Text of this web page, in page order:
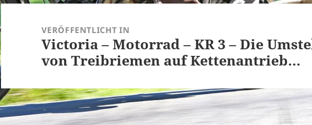
Beitragsnavigation
VERÖFFENTLICHT IN
Victoria – Motorrad – KR 3 – Die
von Treibriemen auf Kettenantrieb…